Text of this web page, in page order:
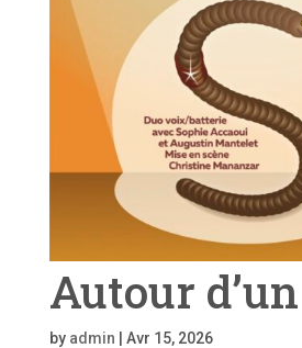
Autour
by admin Avr 15, 2026